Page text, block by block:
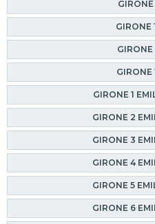
GIRONE
GIRONE
GIRONE
GIRONE 1
GIRONE 2
GIRONE 3
GIRONE 4
GIRONE 5
GIRONE 6